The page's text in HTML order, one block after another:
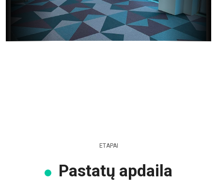
ETAPAI
Pastatų apdaila